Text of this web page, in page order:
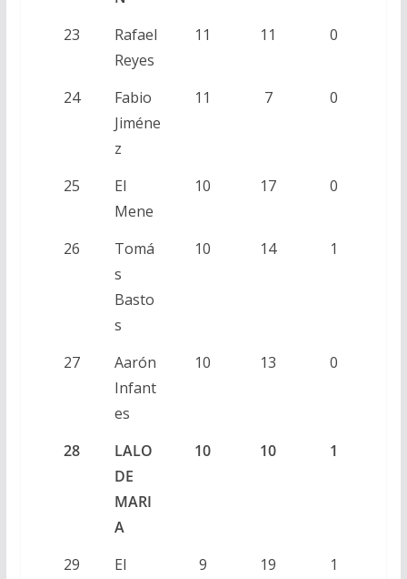
23
Rafael
Reyes
11 11 0
24
Fabio
Jiméne
z
11 7 0
25
El
Mene
10 17 0
26
Tomá
s
Basto
s
10 14 1
27
Aarón
Infant
es
10 13 0
28
LALO
DE
MARI
A
10 10 1
29
El
9 19 1